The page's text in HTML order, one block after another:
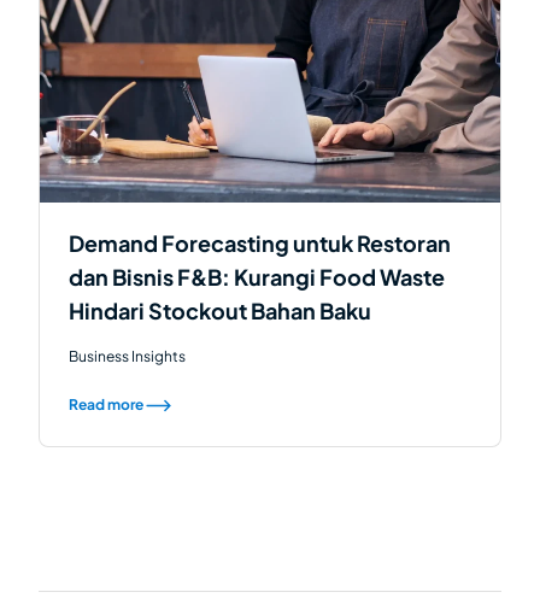
Demand Forecasting untuk Restoran
dan Bisnis F&B: Kurangi Food Waste
Hindari Stockout Bahan Baku
Business Insights
Read more